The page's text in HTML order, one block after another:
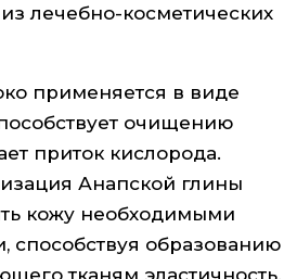
лечебно-косметических
применяется в виде
очищению
приток кислорода.
Анапской глины
кожу необходимыми
способствуя образованию
тканям эластичность.